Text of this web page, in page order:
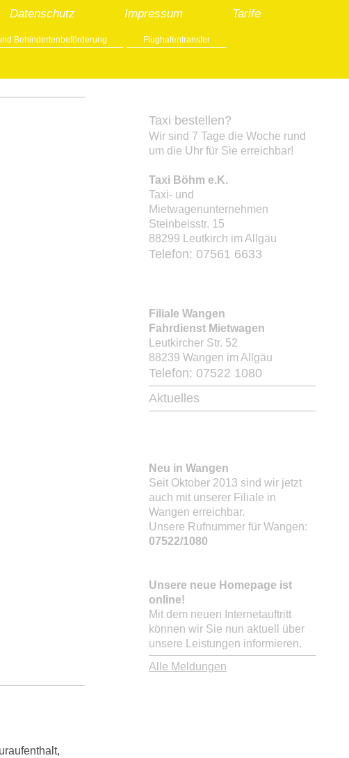
Datenschutz Impressum Tarife
Behindertenbeförderung Flughafentransfer
Taxi bestellen?
Wir sind 7 Tage die Woche rund
um die Uhr für Sie erreichbar!
Taxi Böhm e.K.
Taxi- und
Mietwagenunternehmen
Steinbeisstr. 15
88299 Leutkirch im Allgäu
Telefon: 07561 6633
Filiale Wangen
Fahrdienst Mietwagen
Leutkircher Str. 52
88239 Wangen im Allgäu
Telefon: 07522 1080
Aktuelles
Neu in Wangen
Seit Oktober 2013 sind wir jetzt
auch mit unserer Filiale in
Wangen erreichbar.
Unsere Rufnummer für Wangen:
07522/1080
Unsere neue Homepage ist
online!
Mit dem neuen Internetauftritt
können wir Sie nun aktuell über
unsere Leistungen informieren.
Alle Meldungen